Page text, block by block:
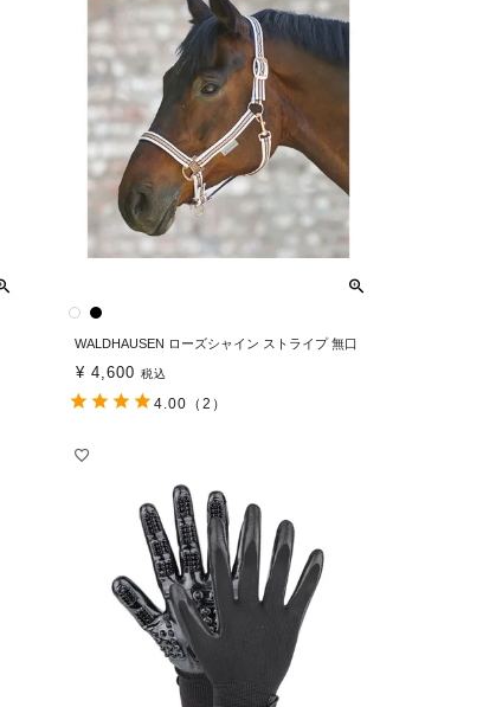
WALDHAUSEN ローズシャイン ストライプ 無口
¥ 4,600 税込
4.00 （2）